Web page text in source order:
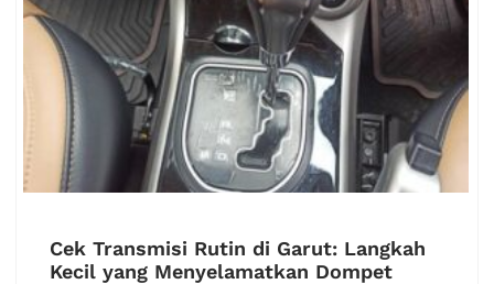
Cek Transmisi Rutin di Garut: Langkah
Kecil yang Menyelamatkan Dompet